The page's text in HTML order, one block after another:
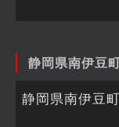
静岡県南伊豆
静岡県南伊豆